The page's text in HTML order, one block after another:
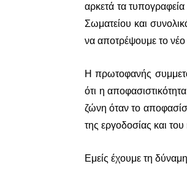
αρκετά τα
Σωματείου και
να αποτρέψουμε το νέο
Η πρωτοφανής
ότι η
ζώνη όταν το
της εργοδοσίας και
Εμείς έχουμε τη